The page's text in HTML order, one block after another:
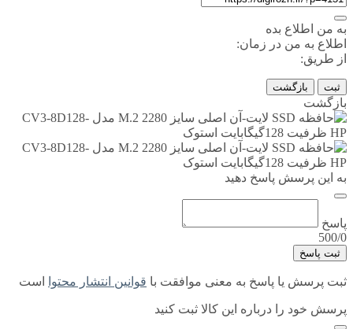
به من اطلاع بده
اطلاع به من در زمان:
از طریق:
ثبت بازگشت
بازگشت
به این پرسش پاسخ دهید
پاسخ
500/0
ثبت پاسخ
ثبت پرسش یا پاسخ به معنی موافقت با قوانین انتشار محتوا است
پرسش خود را درباره این کالا ثبت کنید